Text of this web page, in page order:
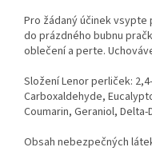
Pro žádaný účinek
do prázdného bubnu
oblečení a perte.
Složení Lenor perliček:
Carboxaldehyde,
Coumarin, Geraniol,
Obsah nebezpečných